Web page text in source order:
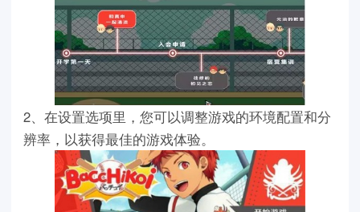
2、在设置选项里，您可以调整游戏的环境配置和分
辨率，以获得最佳的游戏体验。